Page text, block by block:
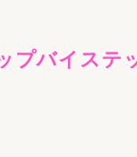
プバイステ